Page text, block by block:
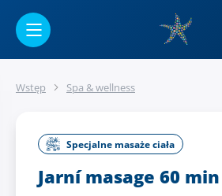
Wstęp Spa & wellness
Specjalne masaże ciała
Jarní masage 60 min